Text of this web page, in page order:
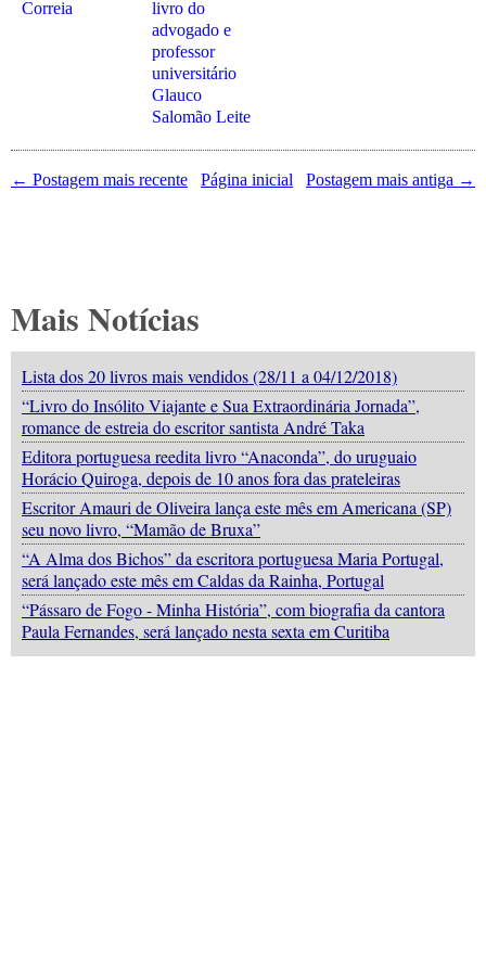
Correia
livro do
advogado e
professor
universitário
Glauco
Salomão Leite
← Postagem mais recente Postagem mais antiga →
Página inicial
Mais Notícias
Lista dos 20 livros mais vendidos (28/11 a 04/12/2018)
“Livro do Insólito Viajante e Sua Extraordinária Jornada”,
romance de estreia do escritor santista André Taka
Editora portuguesa reedita livro “Anaconda”, do uruguaio
Horácio Quiroga, depois de 10 anos fora das prateleiras
Escritor Amauri de Oliveira lança este mês em Americana (SP)
seu novo livro, “Mamão de Bruxa”
“A Alma dos Bichos” da escritora portuguesa Maria Portugal,
será lançado este mês em Caldas da Rainha, Portugal
“Pássaro de Fogo - Minha História”, com biografia da cantora
Paula Fernandes, será lançado nesta sexta em Curitiba